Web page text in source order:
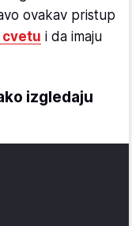
ovakav pristup
cvetu i da imaju
izgledaju